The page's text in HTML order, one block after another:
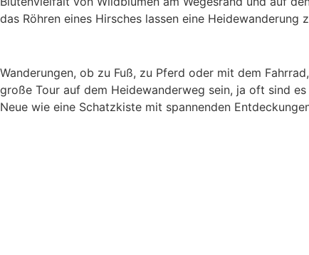
das Röhren eines Hirsches lassen eine Heidewanderung
Wanderungen, ob zu Fuß, zu Pferd oder mit dem
große Tour auf dem Heidewanderweg sein, ja oft sind
Neue wie eine Schatzkiste mit spannenden